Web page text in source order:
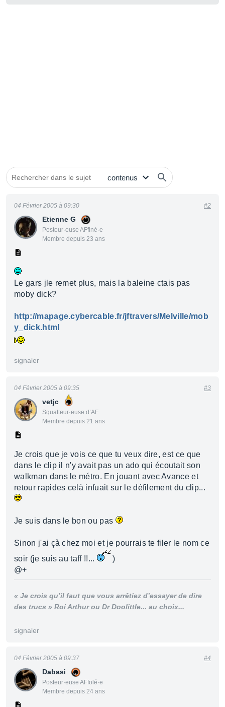
Etienne G
Posteur·euse AFfiné·e
Membre depuis 23 ans
04 Février 2005 à 09:30 #2
Le gars jle remet plus, mais la baleine ctais pas
moby dick?
http://mapage.cybercable.fr/jftravers/Melville/mob
y_dick.html
signaler
vetjc
Squatteur·euse d’AF
Membre depuis 21 ans
04 Février 2005 à 09:35 #3
Je crois que je vois ce que tu veux dire, est ce que
dans le clip il n'y avait pas un ado qui écoutait son
walkman dans le métro. En jouant avec Avance et
retour rapides celà infuait sur le défilement du clip...
Je suis dans le bon ou pas
Sinon j'ai çà chez moi et je pourrais te filer le nom ce
soir (je suis au taff !!...
)
@+
« Je crois qu’il faut que vous arrêtiez d’essayer de dire
des trucs » Roi Arthur ou Dr Doolittle... au choix...
signaler
Dabasi
Posteur·euse AFfolé·e
Membre depuis 24 ans
04 Février 2005 à 09:37 #4